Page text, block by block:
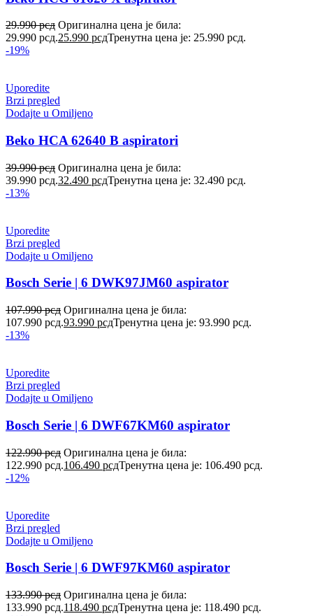
29.990рсд Оригинална цена је била:
29.990 рсд.25.990 рсдТренутна цена је: 25.990 рсд.
-19%
Uporedite
Brzi pregled
Dodajte u Omiljeno
Beko HCA 62640 B aspiratori
39.990рсд Оригинална цена је била:
39.990 рсд.32.490 рсдТренутна цена је: 32.490 рсд.
-13%
Uporedite
Brzi pregled
Dodajte u Omiljeno
Bosch Serie | 6 DWK97JM60 aspirator
107.990рсд Оригинална цена је била:
107.990 рсд.93.990 рсдТренутна цена је: 93.990 рсд.
-13%
Uporedite
Brzi pregled
Dodajte u Omiljeno
Bosch Serie | 6 DWF67KM60 aspirator
122.990рсд Оригинална цена је била:
122.990 рсд.106.490 рсдТренутна цена је: 106.490 рсд.
-12%
Uporedite
Brzi pregled
Dodajte u Omiljeno
Bosch Serie | 6 DWF97KM60 aspirator
133.990рсд Оригинална цена је била:
133.990 рсд.118.490 рсдТренутна цена је: 118.490 рсд.